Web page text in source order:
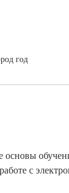
год
основы
с